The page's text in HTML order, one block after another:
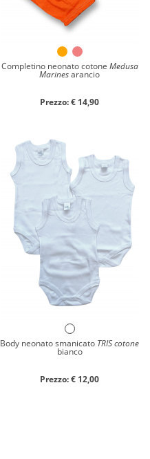
Completino neonato cotone Medusa
Marinesarancio
Prezzo: € 14,90
Body neonato smanicato TRIS cotone
bianco
Prezzo: € 12,00